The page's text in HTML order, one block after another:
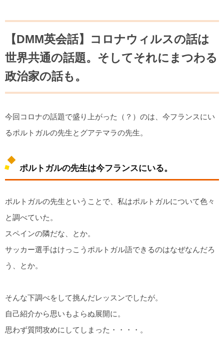
【DMM英会話】コロナウィルスの話は
世界共通の話題。そしてそれにまつわる
政治家の話も。
今回コロナの話題で盛り上がった（？）のは、今フランスにい
るポルトガルの先生とグアテマラの先生。
ポルトガルの先生は今フランスにいる。
ポルトガルの先生ということで、私はポルトガルについて色々
と調べていた。
スペインの隣だな、とか。
サッカー選手はけっこうポルトガル語できるのはなぜなんだろ
う、とか。
そんな下調べをして挑んだレッスンでしたが。
自己紹介から思いもよらぬ展開に。
思わず質問攻めにしてしまった・・・・。